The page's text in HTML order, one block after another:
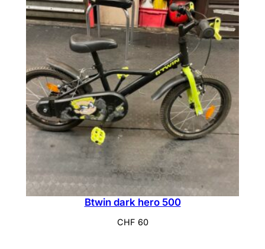
Btwin dark hero 500
CHF 60